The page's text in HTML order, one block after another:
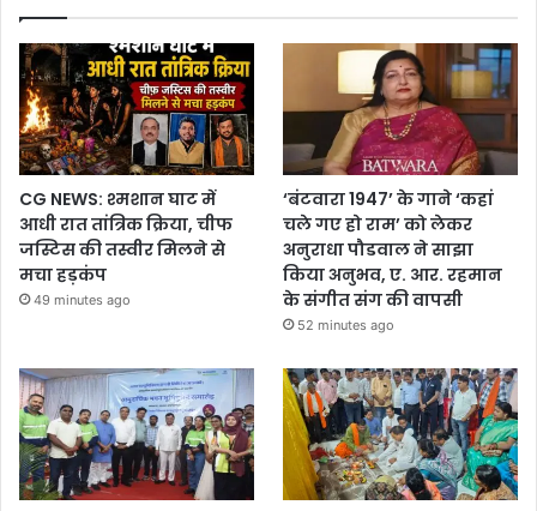
CG NEWS: श्मशान घाट में
आधी रात तांत्रिक क्रिया, चीफ
जस्टिस की तस्वीर मिलने से
मचा हड़कंप
49 minutes ago
‘बंटवारा 1947’ के गाने ‘कहां
चले गए हो राम’ को लेकर
अनुराधा पौडवाल ने साझा
किया अनुभव, ए. आर. रहमान
के संगीत संग की वापसी
52 minutes ago